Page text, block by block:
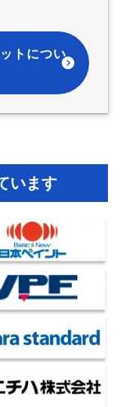
トについ
います